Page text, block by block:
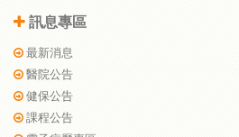
訊息專區
最新消息
醫院公告
健保公告
課程公告